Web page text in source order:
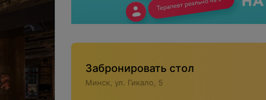
Забронировать стол
Минск, ул. Гикало, 5